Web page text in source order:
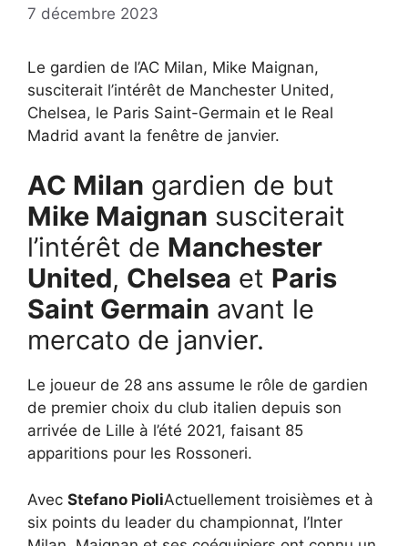
7 décembre 2023
Le gardien de l’AC Milan, Mike Maignan,
susciterait l’intérêt de Manchester United,
Chelsea, le Paris Saint-Germain et le Real
Madrid avant la fenêtre de janvier.
AC Milan gardien de but
Mike Maignan susciterait
l’intérêt de Manchester
United, Chelsea et Paris
Saint Germain avant le
mercato de janvier.
Le joueur de 28 ans assume le rôle de gardien
de premier choix du club italien depuis son
arrivée de Lille à l’été 2021, faisant 85
apparitions pour les Rossoneri.
Avec Stefano PioliActuellement troisièmes et à
six points du leader du championnat, l’Inter